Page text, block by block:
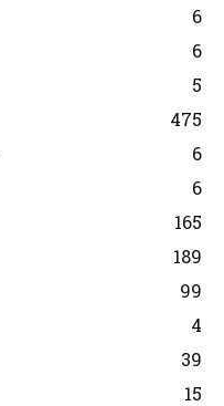
6
6
5
475
6
6
165
189
99
4
39
15